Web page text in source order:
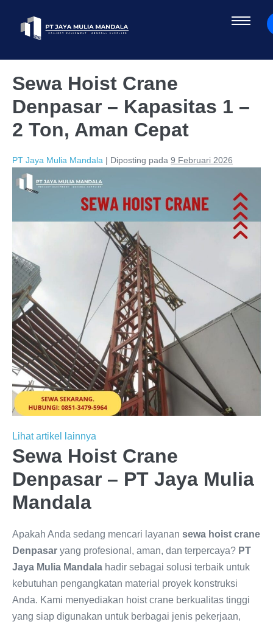
Sewa Hoist Crane
Denpasar – Kapasitas 1 –
2 Ton, Aman Cepat
PT Jaya Mulia Mandala | Diposting pada 9 Februari 2026
Lihat artikel lainnya
Sewa Hoist Crane
Denpasar – PT Jaya Mulia
Mandala
Apakah Anda sedang mencari layanan sewa hoist crane
Denpasar yang profesional, aman, dan terpercaya? PT
Jaya Mulia Mandala hadir sebagai solusi terbaik untuk
kebutuhan pengangkatan material proyek konstruksi
Anda. Kami menyediakan hoist crane berkualitas tinggi
yang siap digunakan untuk berbagai jenis pekerjaan,